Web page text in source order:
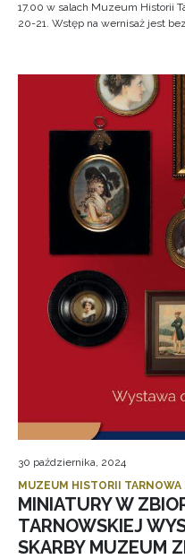
17.00 w salach Muzeum Historii
20-21. Wstęp na wernisaż jest
30 października, 2024
MUZEUM HISTORII TARNOWA
MINIATURY W
TARNOWSKIEJ
SKARBY MUZEUM